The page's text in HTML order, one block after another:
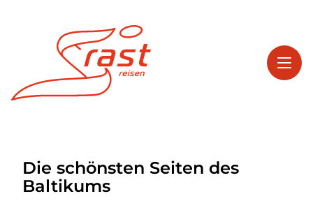
Highlights
Service
Die schönsten Seiten des
Baltikums